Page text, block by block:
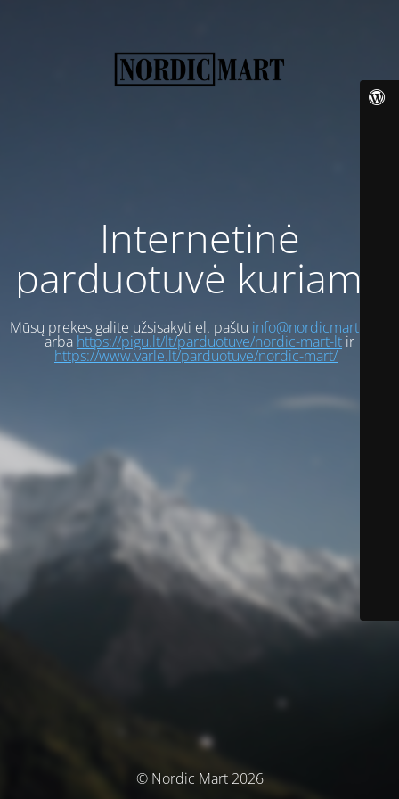
Internetinė
parduotuvė kuriama
Mūsų prekes galite užsisakyti el. paštu info@nordicmart.com
arba https://pigu.lt/lt/parduotuve/nordic-mart-ltir
https://www.varle.lt/parduotuve/nordic-mart/
© Nordic Mart 2026